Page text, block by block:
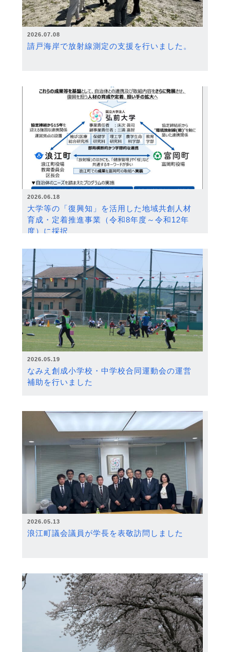
2026.07.08
請戸海岸で放射線測定の支援を行いました。
2026.06.18
大学等の「復興知」を活用した地域共創人材
育成・定着推進事業（令和8年度～令和12年
度）に採択
2026.05.19
なみえ創成小学校・中学校合同運動会の運営
補助を行いました
2026.05.13
浪江町議会議員が学長を表敬訪問しました